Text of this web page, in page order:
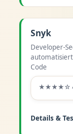
Snyk
Developer-
Code
★★★★☆
Details &